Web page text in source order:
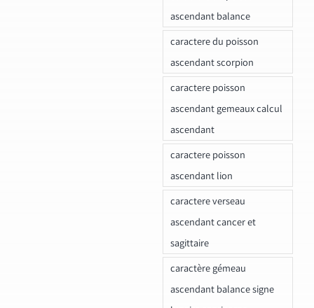
ascendant balance
caractere du poisson
ascendant scorpion
caractere poisson
ascendant gemeaux calcul
ascendant
caractere poisson
ascendant lion
caractere verseau
ascendant cancer et
sagittaire
caractère gémeau
ascendant balance signe